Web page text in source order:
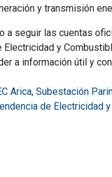
y transmisión
a seguir las cuentas
y
a información útil y
Arica, Subestación
de Electricidad